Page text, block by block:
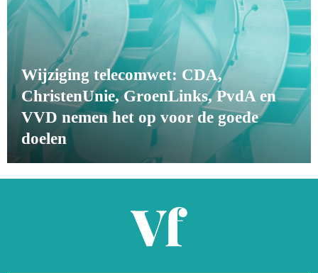
Wijziging telecomwet: CDA,
ChristenUnie, GroenLinks, PvdA en
VVD nemen het op voor de goede
doelen